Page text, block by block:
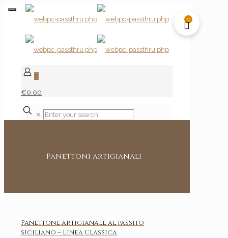
0
€0.00
✕
Panettoni artigianali
Panettone artigianale al passito
siciliano – Linea Classica
0